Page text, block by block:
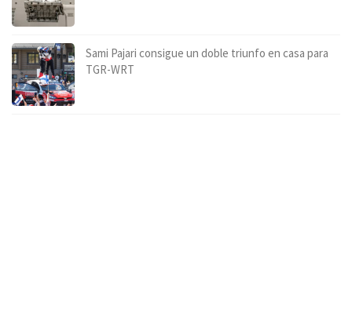
Sami Pajari consigue un doble triunfo en casa para
TGR-WRT